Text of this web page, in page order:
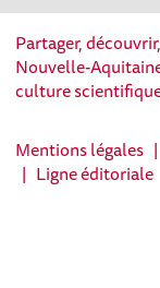
Partager,
Nouvelle-
culture
Mentions légales |
| Ligne éditoriale